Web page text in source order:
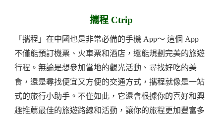
攜程 Ctrip
「攜程」在中國也是非常必備的手機 App～ 這個 App
不僅能預訂機票、火車票和酒店，還能規劃完美的旅遊
行程。無論是想參加當地的觀光活動、尋找好吃的美
食，還是尋找便宜又方便的交通方式，攜程就像是一站
式的旅行小助手。不僅如此，它還會根據你的喜好和興
趣推薦最佳的旅遊路線和活動，讓你的旅程更加豐富多